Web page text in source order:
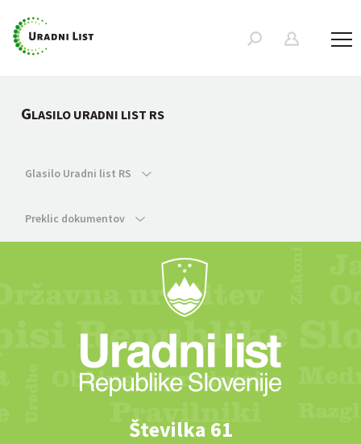
GLASILO URADNI LIST RS
Glasilo Uradni list RS
Preklic dokumentov
Številka 61